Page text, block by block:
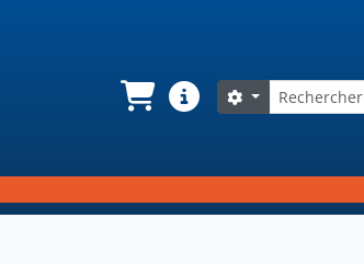
Panier Liens rapidesRechercher
Search options